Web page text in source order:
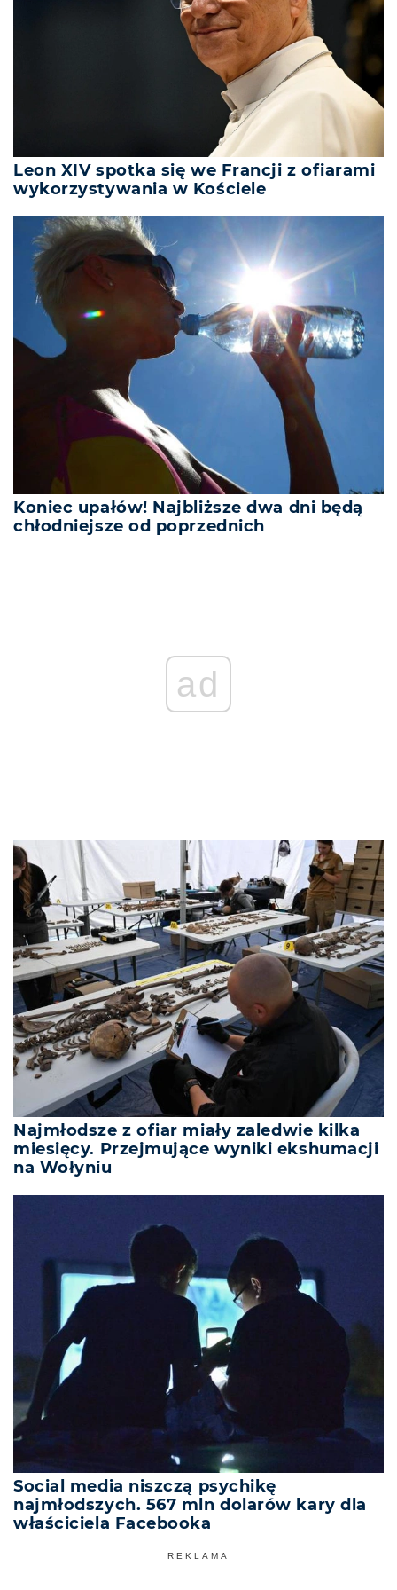
Leon XIV spotka się we Francji z ofiarami
wykorzystywania w Kościele
Koniec upałów! Najbliższe dwa dni będą
chłodniejsze od poprzednich
ad
Najmłodsze z ofiar miały zaledwie kilka
miesięcy. Przejmujące wyniki ekshumacji
na Wołyniu
Social media niszczą psychikę
najmłodszych. 567 mln dolarów kary dla
właściciela Facebooka
REKLAMA